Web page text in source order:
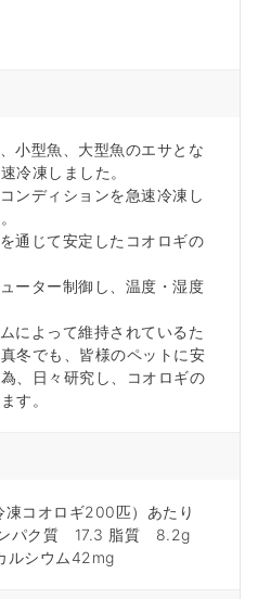
小型魚、大型魚のエサとな
冷凍しました。
ンディションを急速冷凍し
通じて安定したコオロギの
ーター制御し、温度・湿度
によって維持されているた
冬でも、皆様のペットに安
、日々研究し、コオロギの
す。
コオロギ200匹）あたり
パク質 17.3 脂質 8.2g
ルシウム42mg